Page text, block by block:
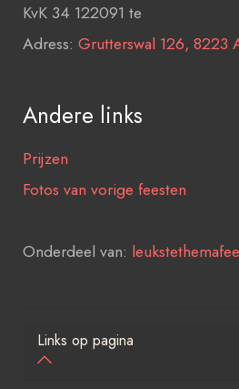
KvK 34 122091 te
Adress: Grutterswal 126, 8223
Andere links
Prijzen
Fotos van vorige feesten
Onderdeel van:
Links op pagina